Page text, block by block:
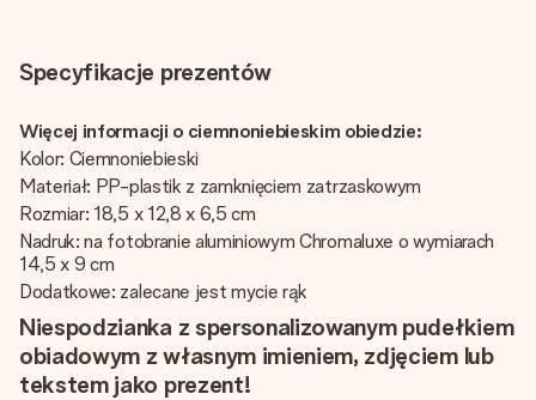
Specyfikacje prezentów
Więcej informacji o ciemnoniebieskim obiedzie:
Kolor: Ciemnoniebieski
Materiał: PP-plastik z zamknięciem zatrzaskowym
Rozmiar: 18,5 x 12,8 x 6,5 cm
Nadruk: na fotobranie aluminiowym Chromaluxe o wymiarach
14,5 x 9 cm
Dodatkowe: zalecane jest mycie rąk
Niespodzianka z spersonalizowanym pudełkiem
obiadowym z własnym imieniem, zdjęciem lub
tekstem jako prezent!